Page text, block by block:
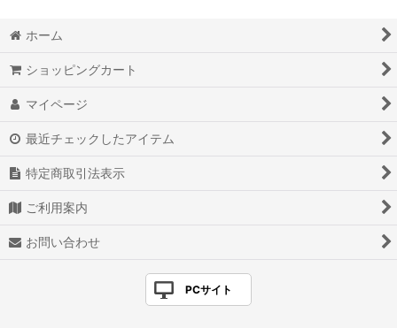
ホーム
ショッピングカート
マイページ
最近チェックしたアイテム
特定商取引法表示
ご利用案内
お問い合わせ
PCサイト